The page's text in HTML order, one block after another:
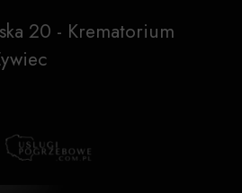
20 - Krematorium